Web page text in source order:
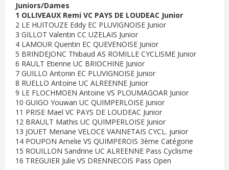
Juniors/Dames
1 OLLIVEAUX Remi VC PAYS DE LOUDEAC Junior
2 LE HUITOUZE Eddy EC PLUVIGNOISE Junior
3 GILLOT Valentin CC UZELAIS Junior
4 LAMOUR Quentin EC QUEVENOISE Junior
5 BRINDEJONC Thibaud AS ROMILLE CYCLISME Junior
6 RAULT Etienne UC BRIOCHINE Junior
7 GUILLO Antonin EC PLUVIGNOISE Junior
8 RUELLO Antoine UC ALREENNE Junior
9 LE FLOCHMOEN Antoine VS PLOUMAGOAR Junior
10 GUIGO Youwan UC QUIMPERLOISE Junior
11 PRISE Mael VC PAYS DE LOUDEAC Junior
12 BRAULT Mathis UC QUIMPERLOISE Junior
13 JOUET Meriane VELOCE VANNETAIS CYCL. junior
14 POUPON Amelie VS QUIMPEROIS 3ème Catégorie
15 ROUILLON Sandrine UC ALREENNE Pass Cyclisme
16 TREGUIER Julie VS DRENNECOIS Pass Open